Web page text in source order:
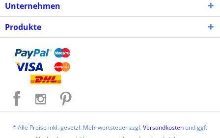
Unternehmen
Produkte
* Alle Preise inkl. gesetzl. Mehrwertsteuer zzgl.Versandkosten und ggf.